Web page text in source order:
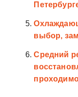
выбор,
Средний